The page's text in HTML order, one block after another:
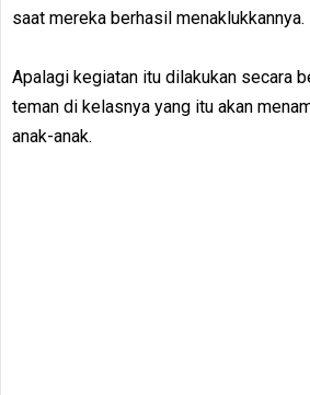
saat mereka berhasil menaklukkannya.
Apalagi kegiatan itu dilakukan secara
teman di kelasnya yang itu akan
anak-anak.